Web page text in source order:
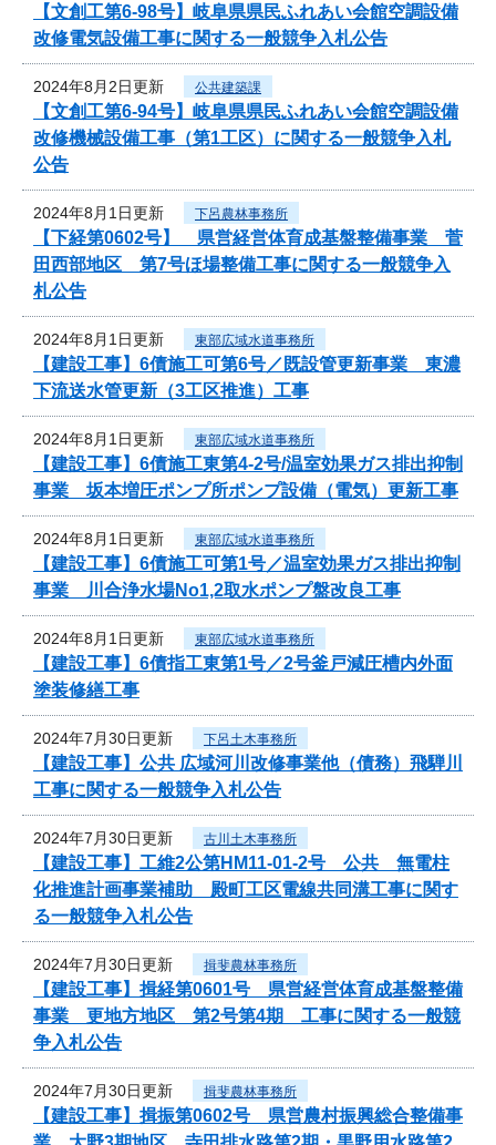
【文創工第6-98号】岐阜県県民ふれあい会館空調設備
改修電気設備工事に関する一般競争入札公告
2024年8月2日更新 公共建築課
【文創工第6-94号】岐阜県県民ふれあい会館空調設備
改修機械設備工事（第1工区）に関する一般競争入札
公告
2024年8月1日更新 下呂農林事務所
【下経第0602号】 県営経営体育成基盤整備事業 菅
田西部地区 第7号ほ場整備工事に関する一般競争入
札公告
2024年8月1日更新 東部広域水道事務所
【建設工事】6債施工可第6号／既設管更新事業 東濃
下流送水管更新（3工区推進）工事
2024年8月1日更新 東部広域水道事務所
【建設工事】6債施工東第4-2号/温室効果ガス排出抑制
事業 坂本増圧ポンプ所ポンプ設備（電気）更新工事
2024年8月1日更新 東部広域水道事務所
【建設工事】6債施工可第1号／温室効果ガス排出抑制
事業 川合浄水場No1,2取水ポンプ盤改良工事
2024年8月1日更新 東部広域水道事務所
【建設工事】6債指工東第1号／2号釜戸減圧槽内外面
塗装修繕工事
2024年7月30日更新 下呂土木事務所
【建設工事】公共 広域河川改修事業他（債務）飛騨川
工事に関する一般競争入札公告
2024年7月30日更新 古川土木事務所
【建設工事】工維2公第HM11-01-2号 公共 無電柱
化推進計画事業補助 殿町工区電線共同溝工事に関す
る一般競争入札公告
2024年7月30日更新 揖斐農林事務所
【建設工事】揖経第0601号 県営経営体育成基盤整備
事業 更地方地区 第2号第4期 工事に関する一般競
争入札公告
2024年7月30日更新 揖斐農林事務所
【建設工事】揖振第0602号 県営農村振興総合整備事